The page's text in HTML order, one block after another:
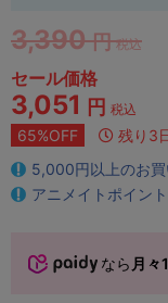
3,390 円 税込
セール価格
3,051 円 税込
65%OFF 残り3
5,000円以上のお買
アニメイトポイン
なら 月々